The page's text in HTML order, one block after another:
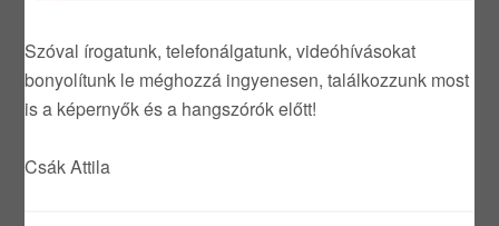
Szóval írogatunk, telefonálgatunk, videóhívásokat
bonyolítunk le méghozzá ingyenesen, találkozzunk most
is a képernyők és a hangszórók előtt!
Csák Attila